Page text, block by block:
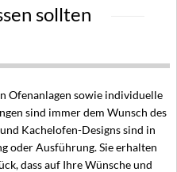
sollten
Ofenanlagen sowie individuelle
sind immer dem Wunsch des
Kachelofen-Designs sind in
oder Ausführung. Sie erhalten
dass auf Ihre Wünsche und